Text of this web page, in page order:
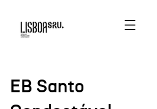
EB Santo